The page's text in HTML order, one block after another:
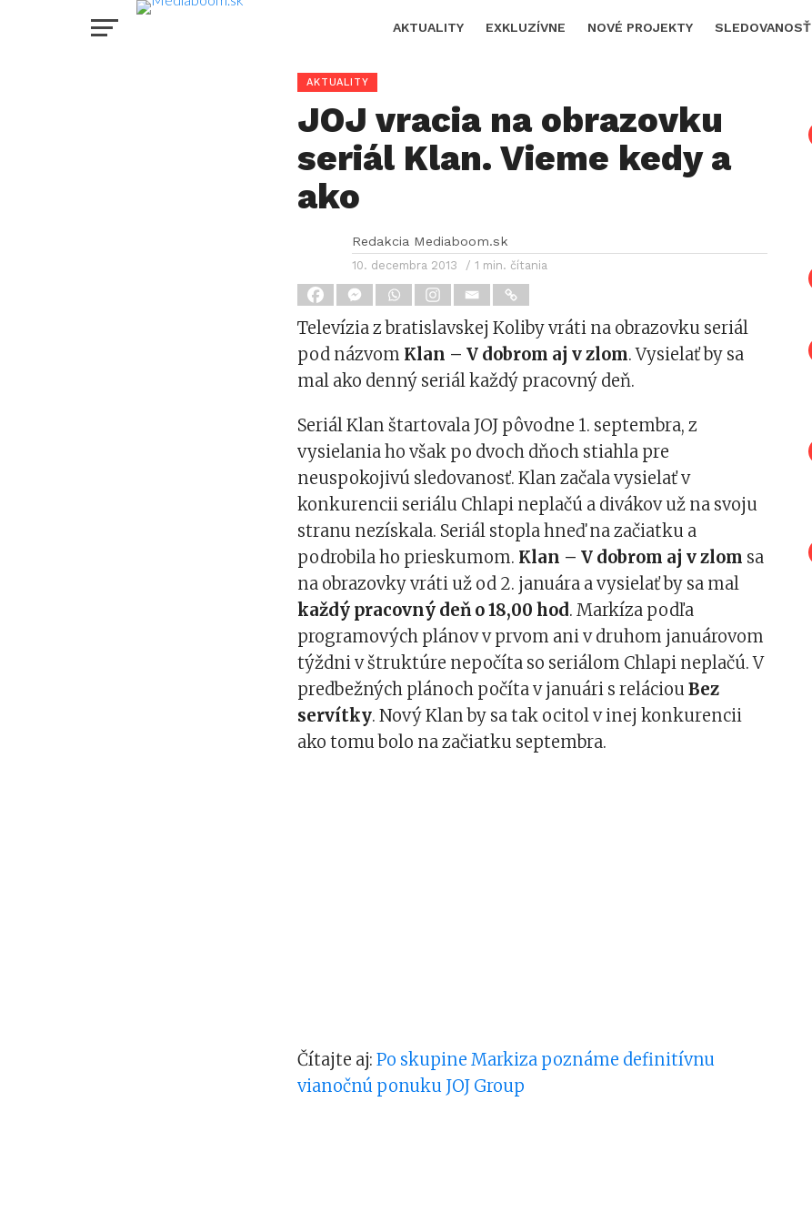
AKTUALITY EXKLUZÍVNE NOVÉ PROJEKTY SLEDOVANOSŤ
AKTUALITY
JOJ vracia na obrazovku
seriál Klan. Vieme kedy a
ako
Redakcia Mediaboom.sk
10. decembra 2013 / 1 min. čítania
Televízia z bratislavskej Koliby vráti na obrazovku seriál
pod názvom Klan – V dobrom aj v zlom. Vysielať by sa
mal ako denný seriál každý pracovný deň.
Seriál Klan štartovala JOJ pôvodne 1. septembra, z
vysielania ho však po dvoch dňoch stiahla pre
neuspokojivú sledovanosť. Klan začala vysielať v
konkurencii seriálu Chlapi neplačú a divákov už na svoju
stranu nezískala. Seriál stopla hneď na začiatku a
podrobila ho prieskumom. Klan – V dobrom aj v zlom sa
na obrazovky vráti už od 2. januára a vysielať by sa mal
každý pracovný deň o 18,00 hod. Markíza podľa
programových plánov v prvom ani v druhom januárovom
týždni v štruktúre nepočíta so seriálom Chlapi neplačú. V
predbežných plánoch počíta v januári s reláciouBez
servítky. Nový Klan by sa tak ocitol v inej konkurencii
ako tomu bolo na začiatku septembra.
Čítajte aj:Po skupine Markiza poznáme definitívnu
vianočnú ponuku JOJ Group